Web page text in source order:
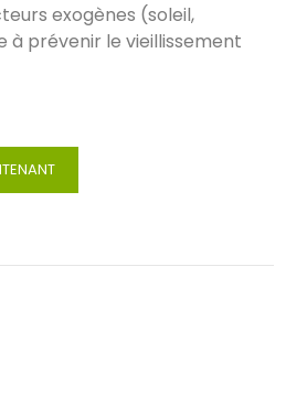
exogènes (soleil,
prévenir le vieillissement